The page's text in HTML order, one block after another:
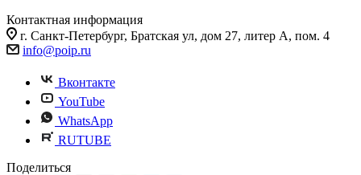
Контактная информация
г. Санкт-Петербург, Братская ул, дом 27, литер А, пом. 4
info@poip.ru
Вконтакте
YouTube
WhatsApp
RUTUBE
Поделиться